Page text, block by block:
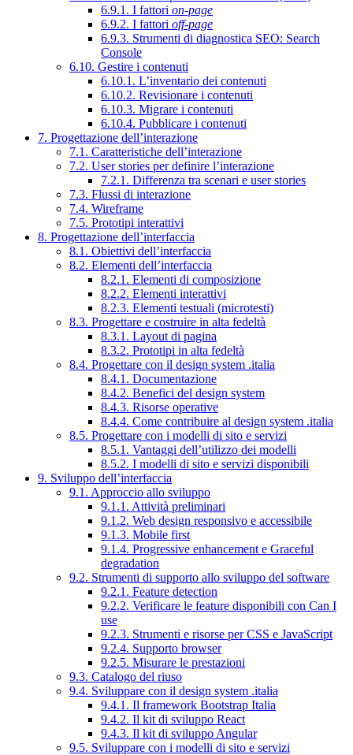
6.9.1. I fattori on-page
6.9.2. I fattori off-page
6.9.3. Strumenti di diagnostica SEO: Search
Console
6.10. Gestire i contenuti
6.10.1. L’inventario dei contenuti
6.10.2. Revisionare i contenuti
6.10.3. Migrare i contenuti
6.10.4. Pubblicare i contenuti
7. Progettazione dell’interazione
7.1. Caratteristiche dell’interazione
7.2. User stories per definire l’interazione
7.2.1. Differenza tra scenari e user stories
7.3. Flussi di interazione
7.4. Wireframe
7.5. Prototipi interattivi
8. Progettazione dell’interfaccia
8.1. Obiettivi dell’interfaccia
8.2. Elementi dell’interfaccia
8.2.1. Elementi di composizione
8.2.2. Elementi interattivi
8.2.3. Elementi testuali (microtesti)
8.3. Progettare e costruire in alta fedeltà
8.3.1. Layout di pagina
8.3.2. Prototipi in alta fedeltà
8.4. Progettare con il design system .italia
8.4.1. Documentazione
8.4.2. Benefici del design system
8.4.3. Risorse operative
8.4.4. Come contribuire al design system .italia
8.5. Progettare con i modelli di sito e servizi
8.5.1. Vantaggi dell’utilizzo dei modelli
8.5.2. I modelli di sito e servizi disponibili
9. Sviluppo dell’interfaccia
9.1. Approccio allo sviluppo
9.1.1. Attività preliminari
9.1.2. Web design responsivo e accessibile
9.1.3. Mobile first
9.1.4. Progressive enhancement e Graceful
degradation
9.2. Strumenti di supporto allo sviluppo del software
9.2.1. Feature detection
9.2.2. Verificare le feature disponibili con Can I
use
9.2.3. Strumenti e risorse per CSS e JavaScript
9.2.4. Supporto browser
9.2.5. Misurare le prestazioni
9.3. Catalogo del riuso
9.4. Sviluppare con il design system .italia
9.4.1. Il framework Bootstrap Italia
9.4.2. Il kit di sviluppo React
9.4.3. Il kit di sviluppo Angular
9.5. Sviluppare con i modelli di sito e servizi